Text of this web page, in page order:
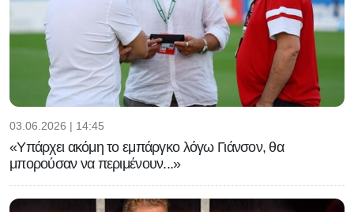
03.06.2026 | 14:45
«Υπάρχει ακόμη το εμπάργκο λόγω Γιάνσον, θα
μπορούσαν να περιμένουν...»